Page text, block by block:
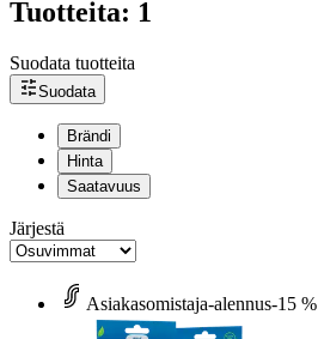
Tuotteita: 1
Suodata tuotteita
Suodata
Brändi
Hinta
Saatavuus
Järjestä
Asiakasomistaja-alennus-15 %